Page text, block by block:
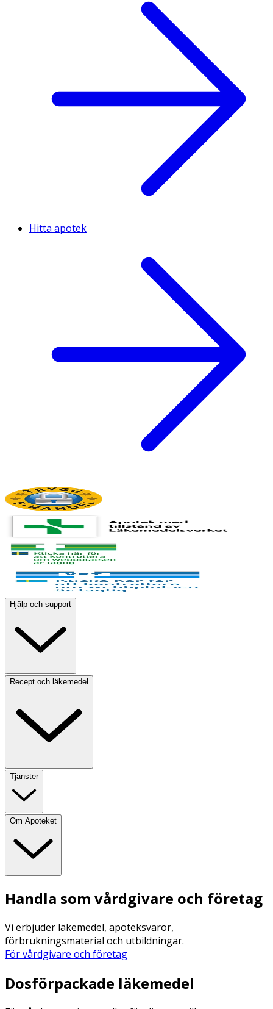
Hitta apotek
Hjälp och support
Recept och läkemedel
Tjänster
Om Apoteket
Handla som vårdgivare och företag
Vi erbjuder läkemedel, apoteksvaror,
förbrukningsmaterial och utbildningar.
För vårdgivare och företag
Dosförpackade läkemedel